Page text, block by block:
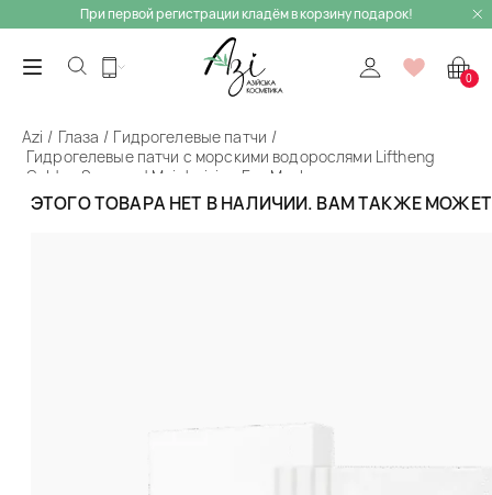
При первой регистрации кладём в корзину подарок!
0
ЭТОГО ТОВАРА НЕТ В НАЛИЧИИ. ВАМ ТАКЖЕ
Azi Глаза
Гидрогелевые патчи
Гидрогелевые патчи с морскими водорослями Liftheng
Golden Seaweed Moisturizing Eye Mask
Назад